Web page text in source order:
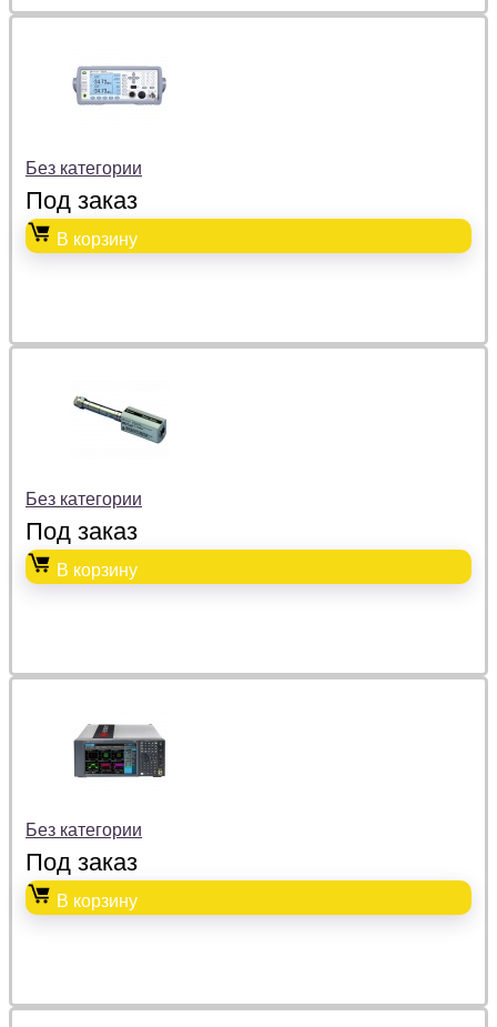
Без категории
Под заказ
В корзину
Без категории
Под заказ
В корзину
Без категории
Под заказ
В корзину